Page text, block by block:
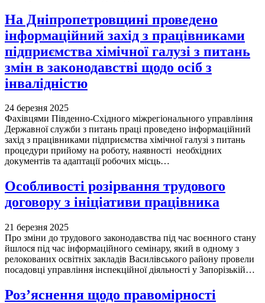
На Дніпропетровщині проведено
інформаційний захід з працівниками
підприємства хімічної галузі з питань
змін в законодавстві щодо осіб з
інвалідністю
24 березня 2025
Фахівцями Південно-Східного міжрегіонального управління
Державної служби з питань праці проведено інформаційний
захід з працівниками підприємства хімічної галузі з питань
процедури прийому на роботу, наявності необхідних
документів та адаптації робочих місць…
Особливості розірвання трудового
договору з ініціативи працівника
21 березня 2025
Про зміни до трудового законодавства під час воєнного стану
йшлося під час інформаційного семінару, який в одному з
релокованих освітніх закладів Василівського району провели
посадовці управління інспекційної діяльності у Запорізькій…
Роз’яснення щодо правомірності